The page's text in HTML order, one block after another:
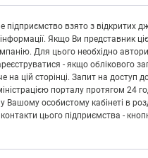
підприємство взято з відкритих
інформації. Якщо Ви представник
Для цього необхідно
- якщо облікового
на цій сторінці. Запит на
порталу протягом 24
Вашому особистому кабінеті в
цього підприємства -